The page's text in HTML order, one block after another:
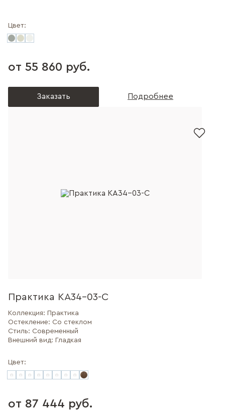
Цвет:
от 55 860 руб.
Заказать Подробнее
Практика КА34-03-С
Коллекция: Практика
Остекление: Со стеклом
Стиль: Современный
Внешний вид: Гладкая
Цвет:
от 87 444 руб.